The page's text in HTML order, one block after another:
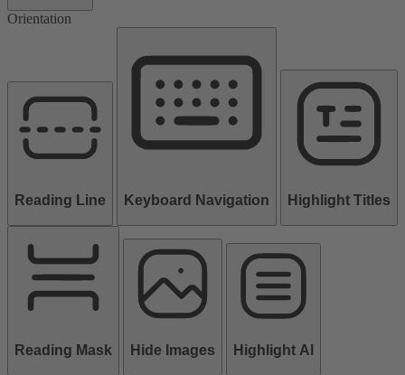
Orientation
Reading Line Keyboard Navigation Highlight Titles
Reading Mask Hide Images Highlight Al